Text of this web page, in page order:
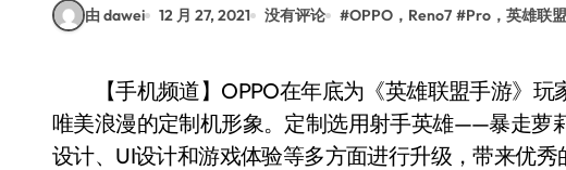
由 dawei 12 月 27, 2021 没有评论 #OPPO，Reno7 #Pro，英雄联
【手机频道】OPPO在年底为《英雄联盟手游》玩家推出Reno7 Pro限定版，打破OPPO以往
唯美浪漫的定制机形象。定制选用射手英雄——暴走萝
设计、UI设计和游戏体验等多方面进行升级，带来优秀